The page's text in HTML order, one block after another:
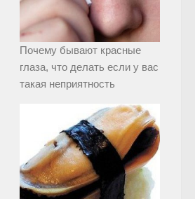
Почему бывают красные
глаза, что делать если у вас
такая неприятность